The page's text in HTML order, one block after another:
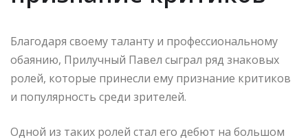
Благодаря своему таланту и профессиональному
обаянию, Прилучный Павел сыграл ряд знаковых
ролей, которые принесли ему признание критиков
и популярность среди зрителей.
Одной из таких ролей стал его дебют на большом